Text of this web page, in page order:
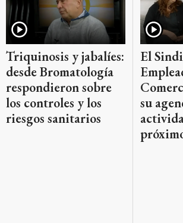
Triquinosis y jabalíes:
desde Bromatología
respondieron sobre
los controles y los
riesgos sanitarios
El
su